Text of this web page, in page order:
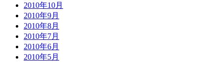
2010年10月
2010年9月
2010年8月
2010年7月
2010年6月
2010年5月